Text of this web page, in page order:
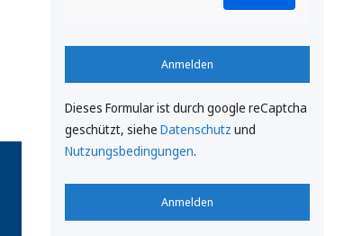
Anmelden
Dieses Formular ist durch google reCaptcha
geschützt, siehe Datenschutz und
Nutzungsbedingungen.
Anmelden